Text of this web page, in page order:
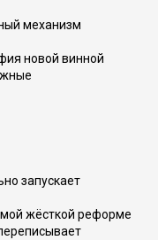
механизм
новой винной
запускает
жёсткой реформе